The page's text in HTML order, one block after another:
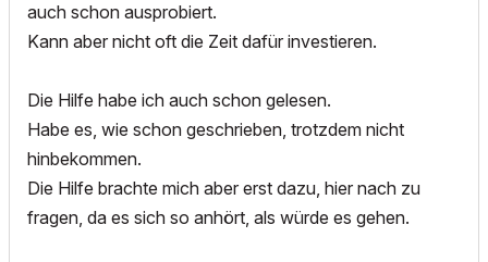
auch schon ausprobiert.
Kann aber nicht oft die Zeit dafür investieren.
Die Hilfe habe ich auch schon gelesen.
Habe es, wie schon geschrieben, trotzdem nicht
hinbekommen.
Die Hilfe brachte mich aber erst dazu, hier nach zu
fragen, da es sich so anhört, als würde es gehen.